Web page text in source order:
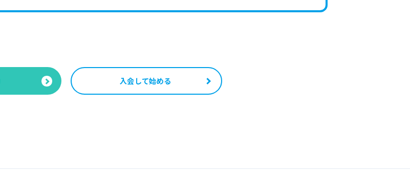
入会して始める